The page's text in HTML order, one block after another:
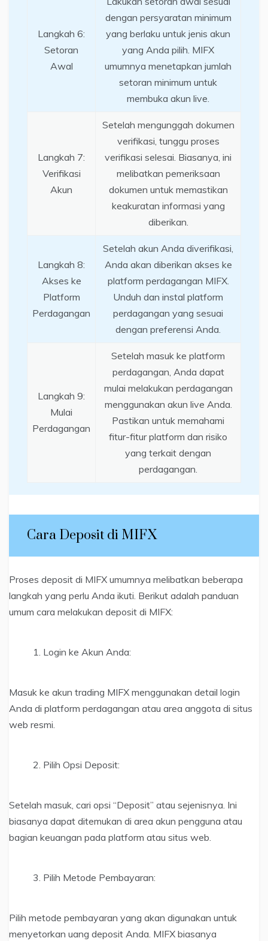
Langkah 6:
Setoran
Awal
dengan persyaratan minimum
yang berlaku untuk jenis akun
yang Anda pilih. MIFX
umumnya menetapkan jumlah
setoran minimum untuk
membuka akun live.
Langkah 7:
Verifikasi
Akun
Setelah mengunggah dokumen
verifikasi, tunggu proses
verifikasi selesai. Biasanya, ini
melibatkan pemeriksaan
dokumen untuk memastikan
keakuratan informasi yang
diberikan.
Langkah 8:
Akses ke
Platform
Perdagangan
Setelah akun Anda diverifikasi,
Anda akan diberikan akses ke
platform perdagangan MIFX.
Unduh dan instal platform
perdagangan yang sesuai
dengan preferensi Anda.
Langkah 9:
Mulai
Perdagangan
Setelah masuk ke platform
perdagangan, Anda dapat
mulai melakukan perdagangan
menggunakan akun live Anda.
Pastikan untuk memahami
fitur-fitur platform dan risiko
yang terkait dengan
perdagangan.
Cara Deposit di MIFX
Proses deposit di MIFX umumnya melibatkan beberapa
langkah yang perlu Anda ikuti. Berikut adalah panduan
umum cara melakukan deposit di MIFX:
Login ke Akun Anda:
Masuk ke akun trading MIFX menggunakan detail login
Anda di platform perdagangan atau area anggota di situs
web resmi.
Pilih Opsi Deposit:
Setelah masuk, cari opsi “Deposit” atau sejenisnya. Ini
biasanya dapat ditemukan di area akun pengguna atau
bagian keuangan pada platform atau situs web.
Pilih Metode Pembayaran:
Pilih metode pembayaran yang akan digunakan untuk
menyetorkan uang deposit Anda. MIFX biasanya